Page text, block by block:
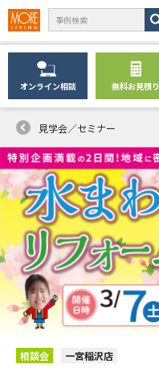
オンライン相談 無料お見積り
見学会／セミナー
相談会 一宮稲沢店